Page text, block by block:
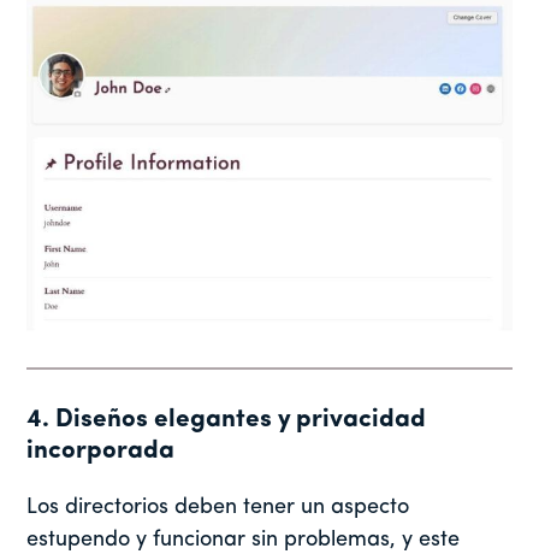
4. Diseños elegantes y privacidad
incorporada
Los directorios deben tener un aspecto
estupendo y funcionar sin problemas, y este